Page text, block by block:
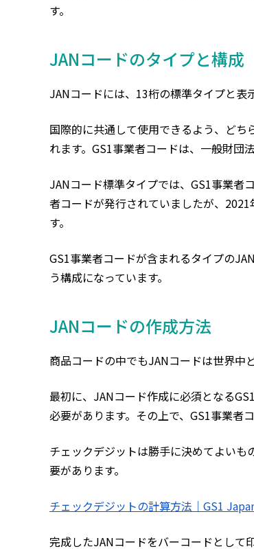
す。
JANコードのタイプと構成
JANコードには、13桁の標準タイプと表
国際的に共通して使用できるよう、ど
れます。GS1事業者コードは、一般財団
JANコード標準タイプでは、GS1事業者
者コードが発行されていましたが、
す。
GS1事業者コードが含まれるタイプの
う構成になっています。
JANコードの作成方法
商品コードの中でもJANコードは世界中
最初に、JANコード作成に必須となる
必要があります。その上で、GS1事業者
チェックデジットは勝手に決めてよい
要があります。
チェックデジットの計算方法｜GS1
完成したJANコードをバーコードとして